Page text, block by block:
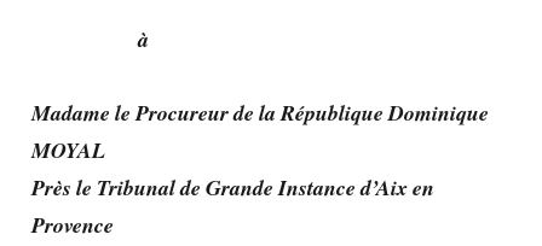
à
Madame le Procureur de la République Dominique
MOYAL
Près le Tribunal de Grande Instance d’Aix en
Provence